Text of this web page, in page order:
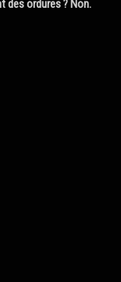
des ordures ? Non.